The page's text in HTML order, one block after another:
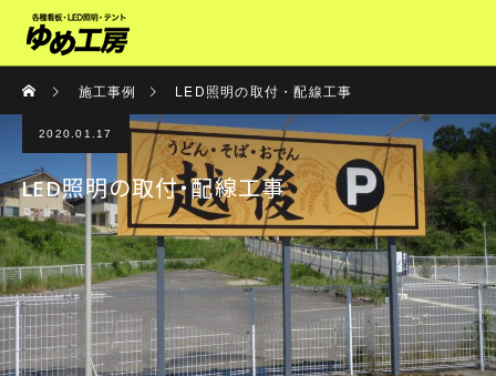
施工事例 LED照明の取付・配線工事
2020.01.17
LED照明の取付・配線工事